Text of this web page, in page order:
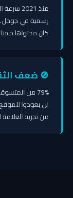
رسمية في جوجل.
كان محتواها
🚫 ضعف
79% من
من تجربة العلامة